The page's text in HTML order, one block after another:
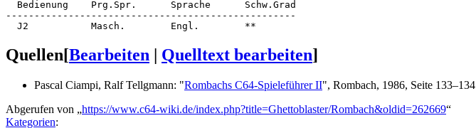
  Bedienung    Prg.Spr.      Sprache      Schw.Grad
---------------------------------------------------
Quellen[Bearbeiten | Quelltext bearbeiten]
Pascal Ciampi, Ralf Tellgmann: "Rombachs C64-Spieleführer II", Rombach, 1986, Seite 133–134
Abgerufen von „https://www.c64-wiki.de/index.php?title=Ghettoblaster/Rombach&oldid=262669“
Kategorien: